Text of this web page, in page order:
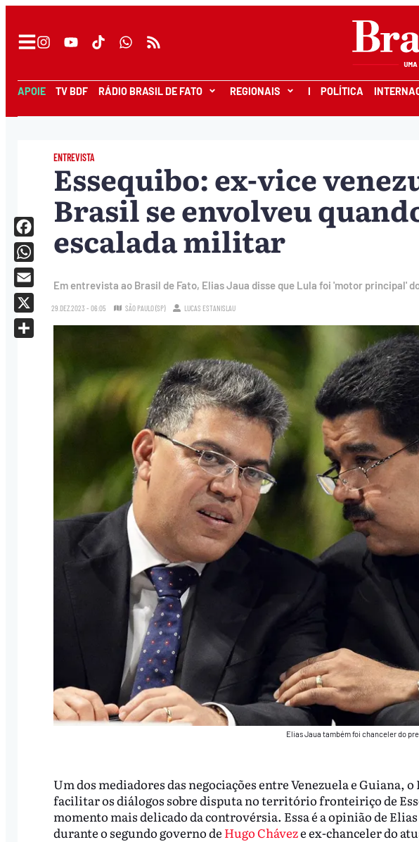
APOIE TV BDF RÁDIO BRASIL DE FATO REGIONAIS I POLÍTICA
ENTREVISTA
Essequibo: ex-vice
Brasil se envolveu
escalada militar
Em entrevista ao Brasil de Fato, Elias Jaua disse que Lula foi 'motor principal'
29.DEZ.2023 - 06:05 SÃO PAULO (SP) LUCAS ESTANISLAU
Elias Jaua também foi chanceler do
Um dos mediadores das negociações entre Venezuela e Guiana,
facilitar os diálogos sobre disputa no território fronteiriço de
momento mais delicado da controvérsia. Essa é a opinião de
durante o segundo governo de Hugo Cháveze ex-chanceler do
Facebook
WhatsApp
Email
X